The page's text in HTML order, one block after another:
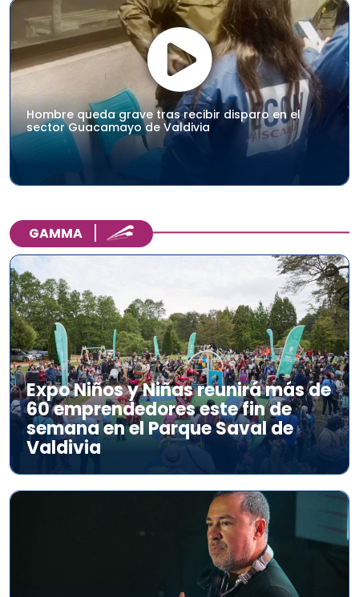
Hombre queda grave tras recibir disparo en el
sector Guacamayo de Valdivia
GAMMA
Expo Niños y Niñas reunirá más de
60 emprendedores este fin de
semana en el Parque Saval de
Valdivia